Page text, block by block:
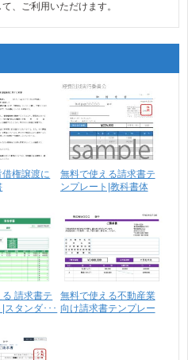
、ご利用いただけます。
権譲渡に
無料で使える請求書テ
ンプレート|教科書体
請求書テ
スタンダ･･･
無料で使える不動産業
向け請求書テンプレー